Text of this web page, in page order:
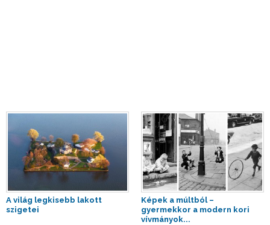
A világ legkisebb lakott
szigetei
Képek a múltból –
gyermekkor a modern kori
vívmányok...